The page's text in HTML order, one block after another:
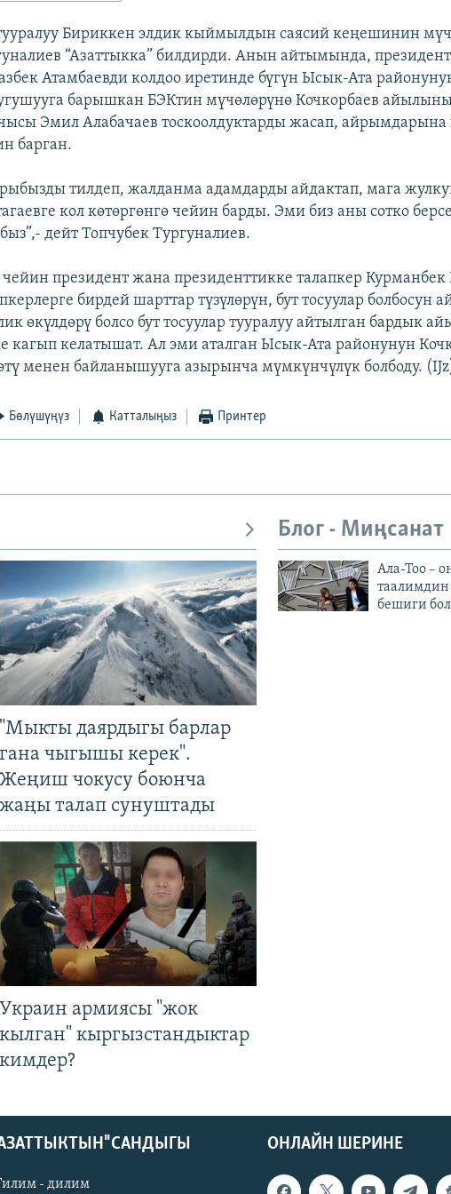
Бириккен элдик кыймылдын саясий кеңешинин
“Азаттыкка” билдирди. Анын айтымында,
Атамбаевди колдоо иретинде бүгүн Ысык-Ата
барышкан БЭКтин мүчөлөрүнө Кочкорбаев
Эмил Алабачаев тоскоолдуктарды жасап, айрымдарына
барган.
тилдеп, жалданма адамдарды айдактап, мага
кол көтөргөнгө чейин барды. Эми биз аны сотко
дейт Топчубек Тургуналиев.
чейин президент жана президенттикке талапкер
бирдей шарттар түзүлөрүн, бут тосуулар болбосун
өкүлдөрү болсо бут тосуулар тууралуу айтылган бардык
кагып келатышат. Ал эми аталган Ысык-Ата районунун
менен байланышууга азырынча мүмкүнчүлүк болбоду.
Бөлүшүңүз Катталыңыз Принтер
"Мыкты даярдыгы барлар
гана чыгышы керек".
Жеңиш чокусу боюнча
жаңы талап сунуштады
Украин армиясы "жок
кылган" кыргызстандыктар
кимдер?
Блог - Миңсанат
Ала-Тоо –
таалимдин
бешиги
ОНЛАЙН ШЕРИНЕ
САНДЫГЫ
- дилим